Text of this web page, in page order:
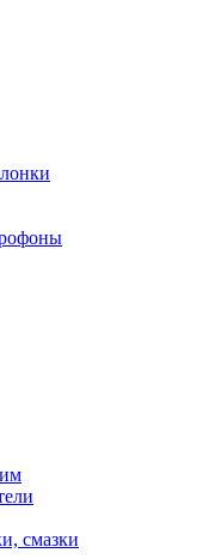
смазки